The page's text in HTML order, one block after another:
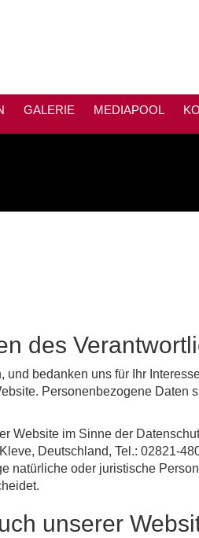
GALERIE MEDIAPOOL
des
bedanken uns für Ihr
Personenbezogene
Website im Sinne der
Deutschland, Tel.: 02821-
natürliche oder juristische
unserer